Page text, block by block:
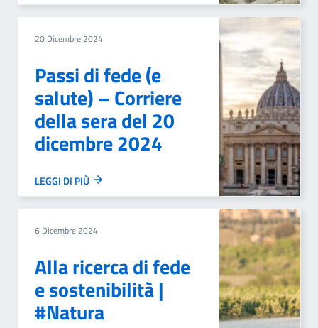
20 Dicembre 2024
Passi di fede (e
salute) – Corriere
della sera del 20
dicembre 2024
LEGGI DI PIÙ
6 Dicembre 2024
Alla ricerca di fede
e sostenibilità |
#Natura